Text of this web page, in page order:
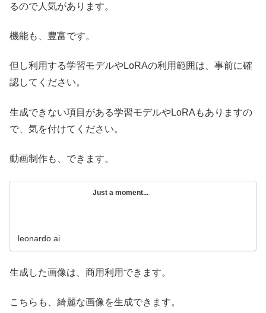
るので人気があります。
機能も、豊富です。
但し利用する学習モデルやLoRAの利用範囲は、事前に確
認してください。
生成できない項目がある学習モデルやLoRAもありますの
で、気を付けてください。
動画制作も、できます。
Just a moment...
leonardo.ai
生成した画像は、商用利用できます。
こちらも、綺麗な画像を生成できます。